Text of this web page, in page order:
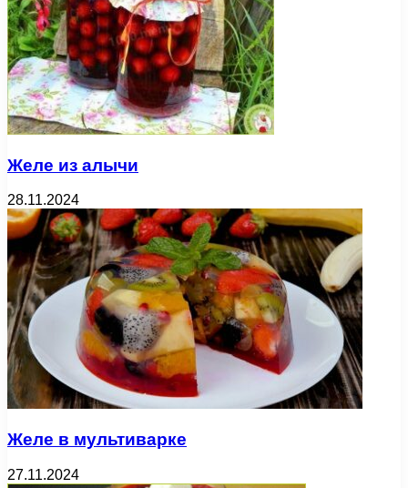
Желе из алычи
28.11.2024
Желе в мультиварке
27.11.2024